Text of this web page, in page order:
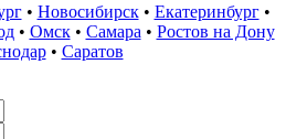
• Новосибирск• Екатеринбург•
• Омск• Самара • Ростов на Дону
• Саратов